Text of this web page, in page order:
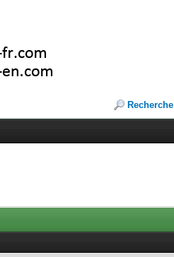
Recherche